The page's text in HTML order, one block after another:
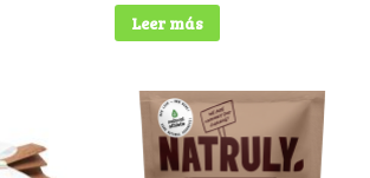
Leer más